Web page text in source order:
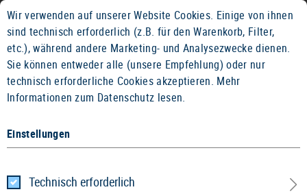
2 JAHRE GEWÄHRLEISTUNG 14 TAGE
Wir verwenden auf unserer Website Cookies. Einige von ihnen
sind technisch erforderlich (z.B. für den Warenkorb, Filter,
etc.), während andere Marketing- und Analysezwecke dienen.
Sie können entweder alle (unsere Empfehlung) oder nur
technisch erforderliche Cookies akzeptieren. Mehr
Informationen zum Datenschutz lesen.
Einstellungen
Technisch erforderlich